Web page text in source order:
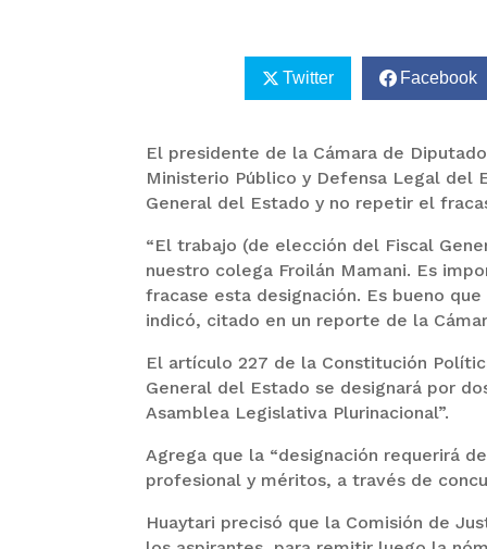
Twitter Facebook
El presidente de la Cámara de
Ministerio Público y Defensa Legal del
General del Estado y no repetir el
“El trabajo (de elección del Fiscal
nuestro colega Froilán Mamani. Es
fracase esta designación. Es bueno
indicó, citado en un reporte de la
El artículo 227 de la Constitución
General del Estado se designará por
Asamblea Legislativa Plurinacional”.
Agrega que la “designación requerirá
profesional y méritos, a través de
Huaytari precisó que la Comisión de